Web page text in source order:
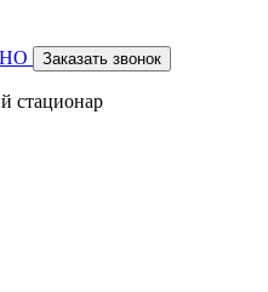
Заказать звонок
стационар